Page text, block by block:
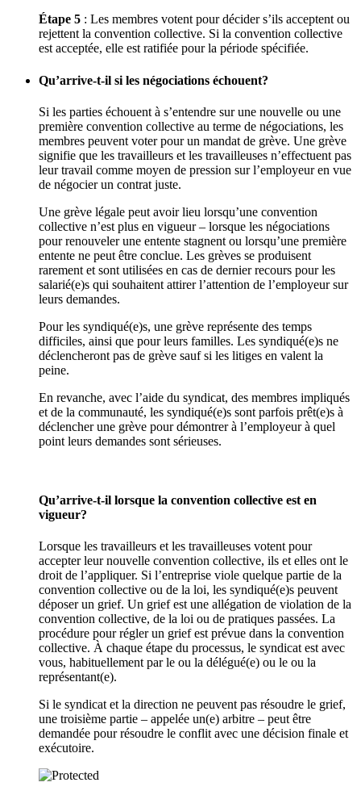
Étape 5 : Les membres votent pour décider s’ils acceptent ou
rejettent la convention collective. Si la convention collective
est acceptée, elle est ratifiée pour la période spécifiée.
Qu’arrive-t-il si les négociations échouent?
Si les parties échouent à s’entendre sur une nouvelle ou une
première convention collective au terme de négociations, les
membres peuvent voter pour un mandat de grève. Une grève
signifie que les travailleurs et les travailleuses n’effectuent pas
leur travail comme moyen de pression sur l’employeur en vue
de négocier un contrat juste.
Une grève légale peut avoir lieu lorsqu’une convention
collective n’est plus en vigueur – lorsque les négociations
pour renouveler une entente stagnent ou lorsqu’une première
entente ne peut être conclue. Les grèves se produisent
rarement et sont utilisées en cas de dernier recours pour les
salarié(e)s qui souhaitent attirer l’attention de l’employeur sur
leurs demandes.
Pour les syndiqué(e)s, une grève représente des temps
difficiles, ainsi que pour leurs familles. Les syndiqué(e)s ne
déclencheront pas de grève sauf si les litiges en valent la
peine.
En revanche, avec l’aide du syndicat, des membres impliqués
et de la communauté, les syndiqué(e)s sont parfois prêt(e)s à
déclencher une grève pour démontrer à l’employeur à quel
point leurs demandes sont sérieuses.
Qu’arrive-t-il lorsque la convention collective est en
vigueur?
Lorsque les travailleurs et les travailleuses votent pour
accepter leur nouvelle convention collective, ils et elles ont le
droit de l’appliquer. Si l’entreprise viole quelque partie de la
convention collective ou de la loi, les syndiqué(e)s peuvent
déposer un grief. Un grief est une allégation de violation de la
convention collective, de la loi ou de pratiques passées. La
procédure pour régler un grief est prévue dans la convention
collective. À chaque étape du processus, le syndicat est avec
vous, habituellement par le ou la délégué(e) ou le ou la
représentant(e).
Si le syndicat et la direction ne peuvent pas résoudre le grief,
une troisième partie – appelée un(e) arbitre – peut être
demandée pour résoudre le conflit avec une décision finale et
exécutoire.